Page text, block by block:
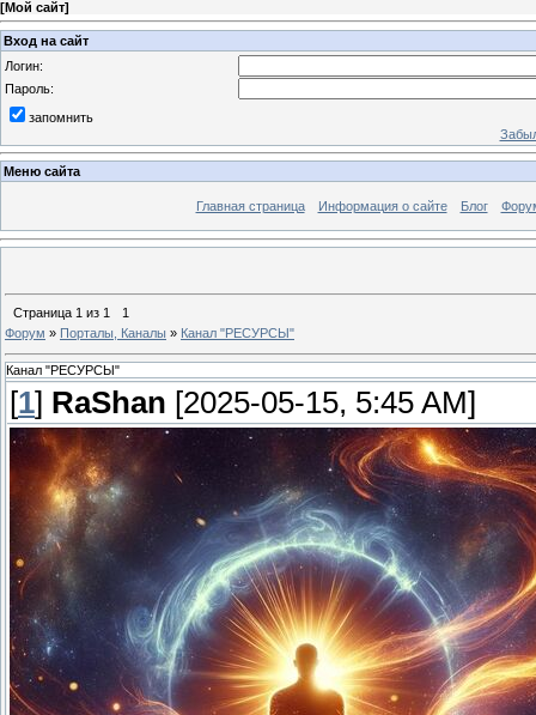
[Мой сайт]
Вход на сайт
Логин:
Пароль:
запомнить
Меню сайта
Главная страница Информация о сайте Блог
Страница 1 из 1
1
Форум » Порталы, Каналы » Канал "РЕСУРСЫ"
Канал "РЕСУРСЫ"
[1] RaShan [2025-05-15, 5:45 AM]